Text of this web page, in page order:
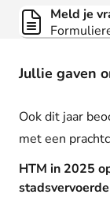
Jullie gaven
Ook dit jaar
met een
HTM in 2025
Meld je